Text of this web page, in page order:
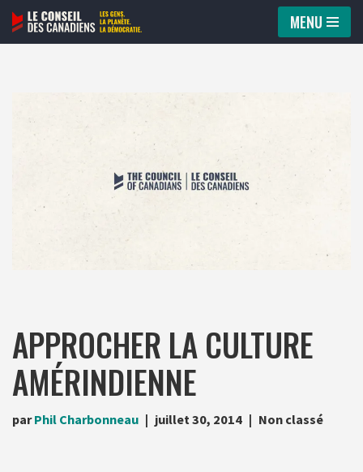
Aller
MENU
APPROCHER LA CULTURE
AMÉRINDIENNE
parPhil Charbonneau juillet 30, 2014 Non classé